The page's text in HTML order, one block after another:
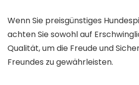
Wenn Sie preisgünstiges
achten Sie sowohl auf
Qualität, um die Freude und
Freundes zu gewährleisten.